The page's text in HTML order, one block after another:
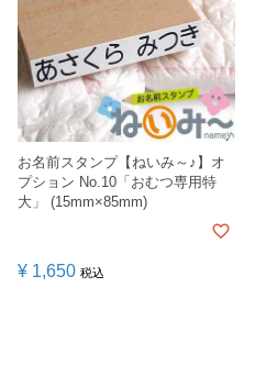
お名前スタンプ【ねいみ～♪】オ
プション No.10「おむつ専用特
大」 (15mm×85mm)
¥ 1,650 税込